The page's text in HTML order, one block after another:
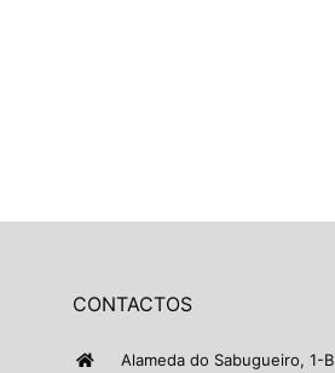
CONTACTOS
Alameda do Sabugueiro, 1-B